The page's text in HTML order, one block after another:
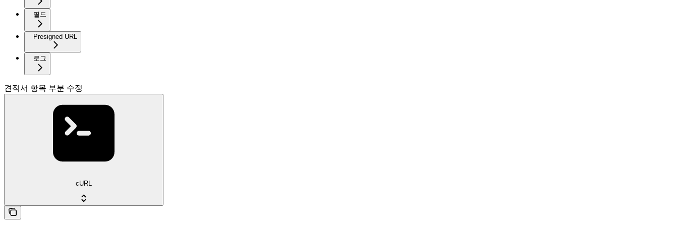
필드
Presigned URL
로그
견적서 항목 부분 수정
cURL